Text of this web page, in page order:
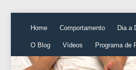
Home Comportamento Dia a
O Blog Vídeos Programa de